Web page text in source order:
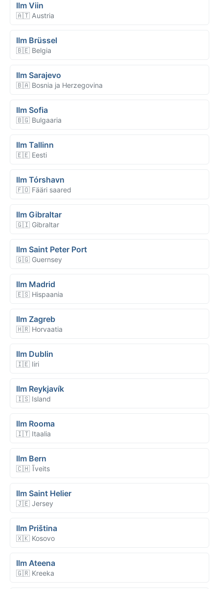
Ilm Viin
🇦🇹 Austria
Ilm Brüssel
🇧🇪 Belgia
Ilm Sarajevo
🇧🇦 Bosnia ja Herzegovina
Ilm Sofia
🇧🇬 Bulgaaria
Ilm Tallinn
🇪🇪 Eesti
Ilm Tórshavn
🇫🇴 Fääri saared
Ilm Gibraltar
🇬🇮 Gibraltar
Ilm Saint Peter Port
🇬🇬 Guernsey
Ilm Madrid
🇪🇸 Hispaania
Ilm Zagreb
🇭🇷 Horvaatia
Ilm Dublin
🇮🇪 Iiri
Ilm Reykjavík
🇮🇸 Island
Ilm Rooma
🇮🇹 Itaalia
Ilm Bern
🇨🇭 Ĩveits
Ilm Saint Helier
🇯🇪 Jersey
Ilm Priština
🇽🇰 Kosovo
Ilm Ateena
🇬🇷 Kreeka